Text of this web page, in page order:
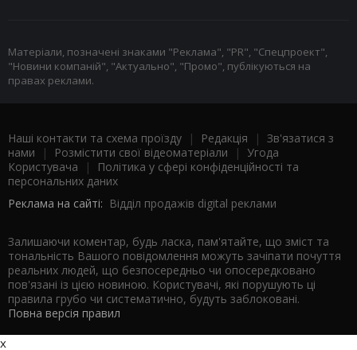
Матеріали, позначені знаками "Реклама", "PR", "Спецпроект",
"Новини компаній", "Актуально", "Промо", публікуються на
правах реклами.
Наші контакти та схема проїзду | Редакція | Зв'язатися з
нами | Розмістити свої відеоматеріали | Угода
Користувача |
Політика у сфері конфіденційності та
персональних даних
Реклама на сайті: Відділ продажів digital реклами
Залишаючи коментар, будь ласка, пам'ятайте, що зміст та
тональність Вашого повідомлення можуть зачіпати почуття
реальних людей, що безпосередньо чи опосередковано
пов'язані із цією новиною. Користувачі, які порушують ці
правила грубо чи систематично, будуть заблоковані.
Повна версія правил
x